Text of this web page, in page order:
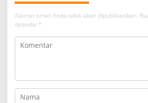
Alamat email Anda tidak akan dipublikasikan.
ditandai *